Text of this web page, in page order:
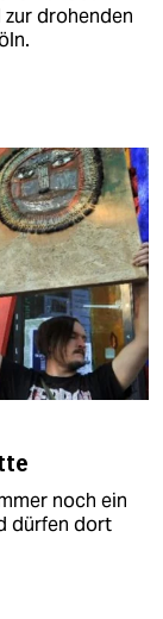
drohenden
noch ein
dürfen dort